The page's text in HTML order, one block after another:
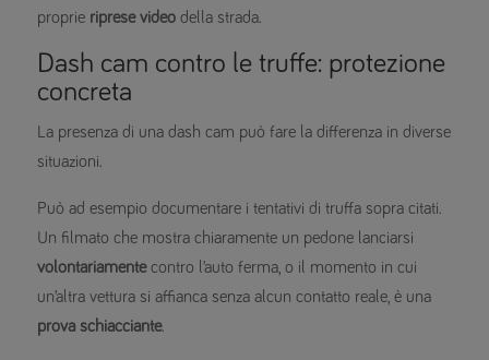
proprie riprese video della strada.
Dash cam contro le truffe: protezione
concreta
La presenza di una dash cam può fare la differenza in diverse
situazioni.
Può ad esempio documentare i tentativi di truffa sopra citati.
Un filmato che mostra chiaramente un pedone lanciarsi
volontariamentecontro l’auto ferma, o il momento in cui
un’altra vettura si affianca senza alcun contatto reale, è una
prova schiacciante.